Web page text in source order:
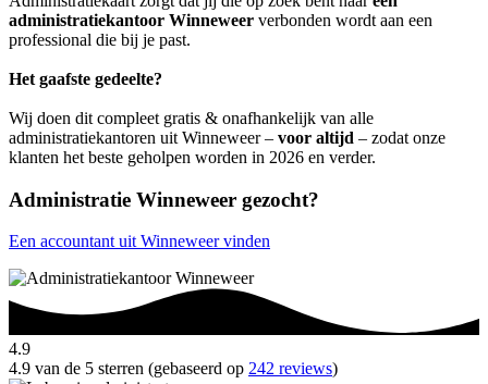
administratiekantoor Winneweer verbonden wordt aan een
professional die bij je past.
Het gaafste gedeelte?
Wij doen dit compleet gratis & onafhankelijk van alle
administratiekantoren uit Winneweer – voor altijd – zodat onze
klanten het beste geholpen worden in 2026 en verder.
Administratie Winneweer gezocht?
Een accountant uit Winneweer vinden
4.9
4.9 van de 5 sterren (gebaseerd op 242 reviews)